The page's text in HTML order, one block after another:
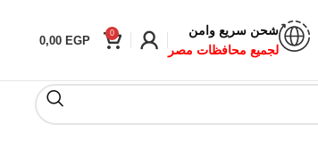
شحن سريع وامن
لجميع محافظات مصر
0
0,00 EGP